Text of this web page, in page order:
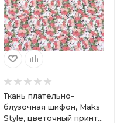
Ткань плательно-
блузочная шифон, Maks
Style, цветочный принт,